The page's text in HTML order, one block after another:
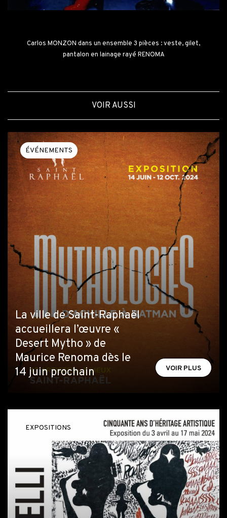
Carlos MONZON dans un ensemble 3 pièces : veste, gilet,
pantalon en lainage rayé RENOMA
VOIR AUSSI
ÉVÉNEMENTS
La ville de Saint-Raphaël
accueillera l’œuvre «
Desert Mytho » de
Maurice Renoma dès le
14 juin prochain
VOIR PLUS
EXPOSITIONS